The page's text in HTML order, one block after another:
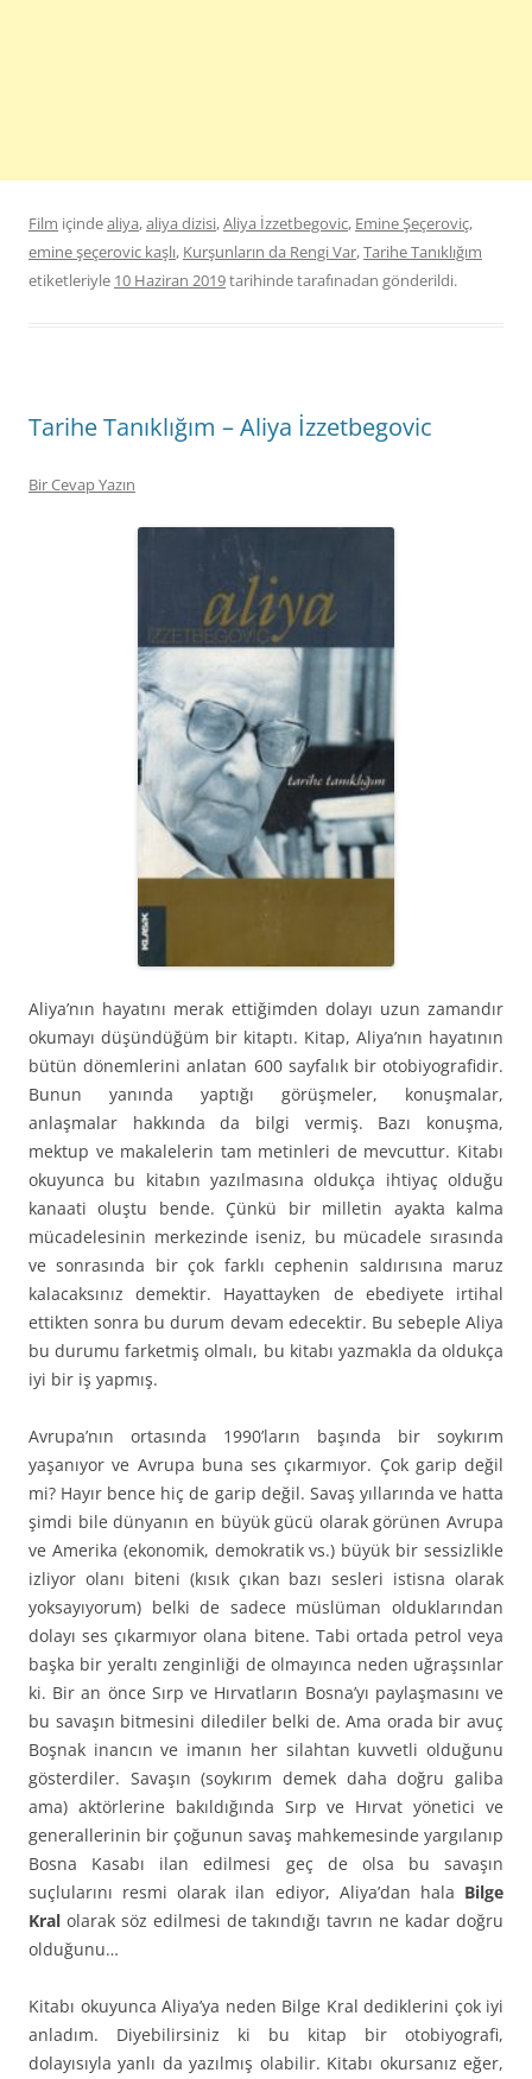
Film içindealiya,aliya dizisi,Aliya İzzetbegovic, Emine Şeçeroviç,
emine şeçerovic kaşlı, Kurşunların da Rengi Var,Tarihe Tanıklığım
etiketleriyle 10 Haziran 2019tarihindetarafınadan gönderildi.
Tarihe Tanıklığım – Aliya İzzetbegovic
Bir Cevap Yazın
Aliya’nın hayatını merak ettiğimden dolayı uzun zamandır
okumayı düşündüğüm bir kitaptı. Kitap, Aliya’nın hayatının
bütün dönemlerini anlatan 600 sayfalık bir otobiyografidir.
Bunun yanında yaptığı görüşmeler, konuşmalar,
anlaşmalar hakkında da bilgi vermiş. Bazı konuşma,
mektup ve makalelerin tam metinleri de mevcuttur. Kitabı
okuyunca bu kitabın yazılmasına oldukça ihtiyaç olduğu
kanaati oluştu bende. Çünkü bir milletin ayakta kalma
mücadelesinin merkezinde iseniz, bu mücadele sırasında
ve sonrasında bir çok farklı cephenin saldırısına maruz
kalacaksınız demektir. Hayattayken de ebediyete irtihal
ettikten sonra bu durum devam edecektir. Bu sebeple Aliya
bu durumu farketmiş olmalı, bu kitabı yazmakla da oldukça
iyi bir iş yapmış.
Avrupa’nın ortasında 1990’ların başında bir soykırım
yaşanıyor ve Avrupa buna ses çıkarmıyor. Çok garip değil
mi? Hayır bence hiç de garip değil. Savaş yıllarında ve hatta
şimdi bile dünyanın en büyük gücü olarak görünen Avrupa
ve Amerika (ekonomik, demokratik vs.) büyük bir sessizlikle
izliyor olanı biteni (kısık çıkan bazı sesleri istisna olarak
yoksayıyorum) belki de sadece müslüman olduklarından
dolayı ses çıkarmıyor olana bitene. Tabi ortada petrol veya
başka bir yeraltı zenginliği de olmayınca neden uğraşsınlar
ki. Bir an önce Sırp ve Hırvatların Bosna’yı paylaşmasını ve
bu savaşın bitmesini dilediler belki de. Ama orada bir avuç
Boşnak inancın ve imanın her silahtan kuvvetli olduğunu
gösterdiler. Savaşın (soykırım demek daha doğru galiba
ama) aktörlerine bakıldığında Sırp ve Hırvat yönetici ve
generallerinin bir çoğunun savaş mahkemesinde yargılanıp
Bosna Kasabı ilan edilmesi geç de olsa bu savaşın
suçlularını resmi olarak ilan ediyor, Aliya’dan hala Bilge
Kral olarak söz edilmesi de takındığı tavrın ne kadar doğru
olduğunu…
Kitabı okuyunca Aliya’ya neden Bilge Kral dediklerini çok iyi
anladım. Diyebilirsiniz ki bu kitap bir otobiyografi,
dolayısıyla yanlı da yazılmış olabilir. Kitabı okursanız eğer,